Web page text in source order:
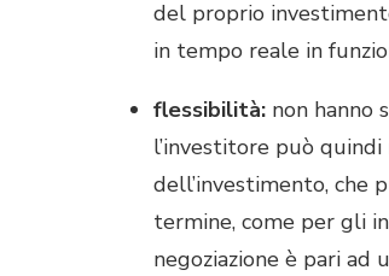
del proprio
in tempo reale in
flessibilità: non hanno
l’investitore può
dell’investimento, che
termine, come per gli
negoziazione è pari ad